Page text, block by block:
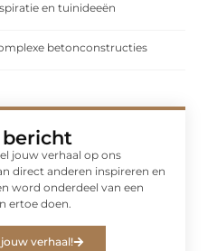
en tuinideeën
betonconstructies
bericht
jouw verhaal op ons
direct anderen inspireren en
word onderdeel van een
ertoe doen.
verhaal!